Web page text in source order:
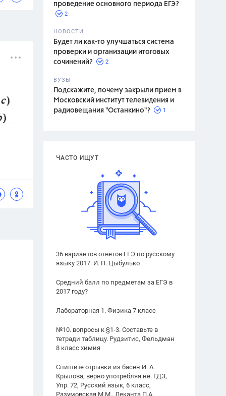
проведение основного периода ЕГЭ?
2
НОВОСТИ
Будет ли как-то улучшаться система
проверки и организации итоговых
сочинений?
2
ВУЗЫ
Подскажите, почему закрыли прием в
Московский институт телевидения и
радиовещания "Останкино"?
1
ЧАСТО ИЩУТ
36 вариантов ответов ЕГЭ по русскому
языку 2017. И. П. Цыбулько
Средний балл по предметам за ЕГЭ в
2017 году?
Лабораторная 1. Физика 7 класс
№10. вопросы к §1-3. Составьте в
тетради таблицу. Рудзитис, Фельдман
8 класс химия
Спишите отрывки из басен И. А.
Крылова, верно употребляя не. ГДЗ,
Упр. 72, Русский язык, 6 класс,
Разумовская М.М., Леканта П.А.